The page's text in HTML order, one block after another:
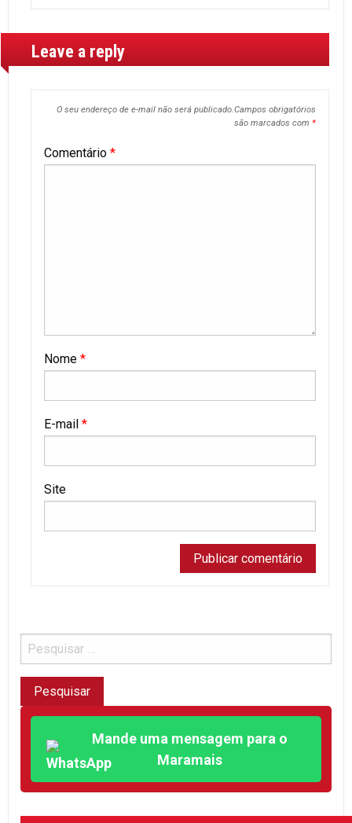
Leave a reply
O seu endereço de e-mail não será publicado.Campos obrigatórios
são marcados com *
Comentário *
Nome *
E-mail *
Site
Mande uma mensagem para o
Maramais